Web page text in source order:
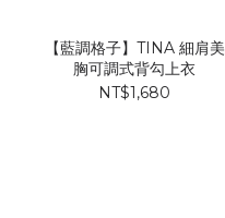
【藍調格子】TINA 細肩美
胸可調式背勾上衣
NT$1,680